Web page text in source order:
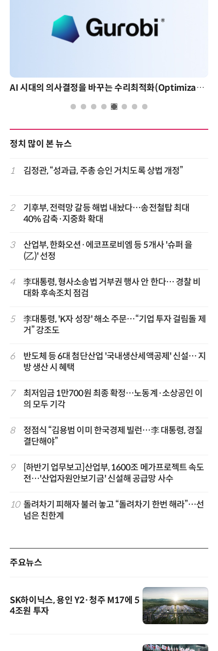
AI 시대의 의사결정을 바꾸는 수리최적화(Optimization): 실제 산업 적용 사례와 활용 전략
정치 많이 본 뉴스
1 김정관, “성과급, 주총 승인 거치도록 상법 개정”
2
기후부, 전력망 갈등 해법 내놨다…송전철탑 최대
40% 감축·지중화 확대
3
산업부, 한화오션·에코프로비엠 등 5개사 '슈퍼 을
(乙)' 선정
4
李대통령, 형사소송법 거부권 행사 안 한다… 경찰 비
대화 후속조치 점검
5
李대통령, 'K자 성장' 해소 주문…“기업 투자 걸림돌 제
거” 강조도
6
반도체 등 6대 첨단산업 '국내생산세액공제' 신설… 지
방 생산 시 혜택
7
최저임금 1만700원 최종 확정…노동계·소상공인 이
의 모두 기각
8
정점식 “김용범 이미 한국경제 빌런…李 대통령, 경질
결단해야”
9
[하반기 업무보고]산업부, 1600조 메가프로젝트 속도
전…'산업자원안보기금' 신설해 공급망 사수
10 돌려차기 피해자 불러 놓고 “돌려차기 한번 해라”…선
넘은 친한계
주요뉴스
SK하이닉스, 용인 Y2·청주 M17에 5
4조원 투자